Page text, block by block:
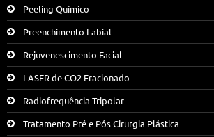
Peeling Químico
Preenchimento Labial
Rejuvenescimento Facial
LASER de CO2 Fracionado
Radiofrequência Tripolar
Tratamento Pré e Pós Cirurgia Plástica